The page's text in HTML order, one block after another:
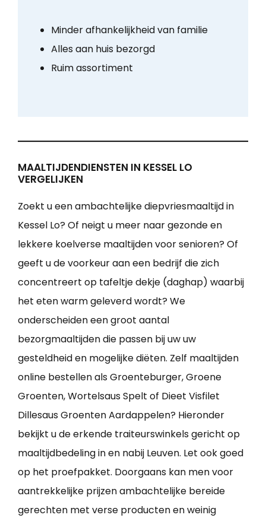
Minder afhankelijkheid van familie
Alles aan huis bezorgd
Ruim assortiment
MAALTIJDENDIENSTEN IN KESSEL LO
VERGELIJKEN
Zoekt u een ambachtelijke diepvriesmaaltijd in
Kessel Lo? Of neigt u meer naar gezonde en
lekkere koelverse maaltijden voor senioren? Of
geeft u de voorkeur aan een bedrijf die zich
concentreert op tafeltje dekje (daghap) waarbij
het eten warm geleverd wordt? We
onderscheiden een groot aantal
bezorgmaaltijden die passen bij uw uw
gesteldheid en mogelijke diëten. Zelf maaltijden
online bestellen als Groenteburger, Groene
Groenten, Wortelsaus Spelt of Dieet Visfilet
Dillesaus Groenten Aardappelen? Hieronder
bekijkt u de erkende traiteurswinkels gericht op
maaltijdbedeling in en nabij Leuven. Let ook goed
op het proefpakket. Doorgaans kan men voor
aantrekkelijke prijzen ambachtelijke bereide
gerechten met verse producten en weinig